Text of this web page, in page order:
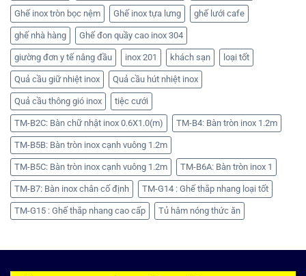
Ghế inox tròn bọc nệm Ghế inox tựa lưng ghế lưới cafe
ghế nhà hàng Ghế đon quầy cao inox 304
giường đơn y tế nâng đầu inox 201 khách sạn loại tốt
Quả cầu giữ nhiệt inox Quả cầu hút nhiệt inox
Quả cầu thông gió inox tiệc cưới
TM-B2C: Bàn chữ nhật inox 0.6X1.0(m) TM-B4: Bàn tròn inox 1.2m
TM-B5B: Bàn tròn inox cạnh vuông 1.2m
TM-B5C: Bàn tròn inox cạnh vuông 1.2m TM-B6A: Bàn tròn inox 1
TM-B7: Bàn inox chân cố định TM-G14 : Ghế thắp nhang loại tốt
TM-G15 : Ghế thắp nhang cao cấp Tủ hâm nóng thức ăn